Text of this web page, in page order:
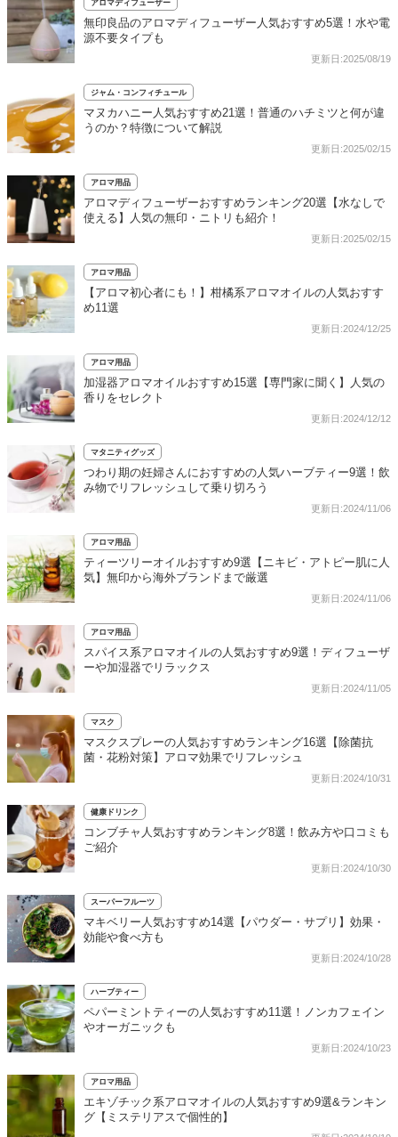
アロマディフューザー
無印良品のアロマディフューザー人気おすすめ5選！水や電
源不要タイプも
更新日:2025/08/19
ジャム・コンフィチュール
マヌカハニー人気おすすめ21選！普通のハチミツと何が違
うのか？特徴について解説
更新日:2025/02/15
アロマ用品
アロマディフューザーおすすめランキング20選【水なしで
使える】人気の無印・ニトリも紹介！
更新日:2025/02/15
アロマ用品
【アロマ初心者にも！】柑橘系アロマオイルの人気おすす
め11選
更新日:2024/12/25
アロマ用品
加湿器アロマオイルおすすめ15選【専門家に聞く】人気の
香りをセレクト
更新日:2024/12/12
マタニティグッズ
つわり期の妊婦さんにおすすめの人気ハーブティー9選！飲
み物でリフレッシュして乗り切ろう
更新日:2024/11/06
アロマ用品
ティーツリーオイルおすすめ9選【ニキビ・アトピー肌に人
気】無印から海外ブランドまで厳選
更新日:2024/11/06
アロマ用品
スパイス系アロマオイルの人気おすすめ9選！ディフューザ
ーや加湿器でリラックス
更新日:2024/11/05
マスク
マスクスプレーの人気おすすめランキング16選【除菌抗
菌・花粉対策】アロマ効果でリフレッシュ
更新日:2024/10/31
健康ドリンク
コンブチャ人気おすすめランキング8選！飲み方や口コミも
ご紹介
更新日:2024/10/30
スーパーフルーツ
マキベリー人気おすすめ14選【パウダー・サプリ】効果・
効能や食べ方も
更新日:2024/10/28
ハーブティー
ペパーミントティーの人気おすすめ11選！ノンカフェイン
やオーガニックも
更新日:2024/10/23
アロマ用品
エキゾチック系アロマオイルの人気おすすめ9選&ランキン
グ【ミステリアスで個性的】